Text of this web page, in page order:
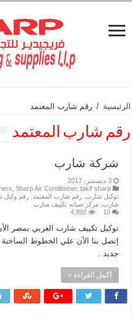
الرئيسية / رقم شارب المعتمد
رقم شارب المعتمد
شركة شارب
3 ديسمبر، 2017
,Sharp Air Conditioner,takif sharp
توكيل شارب, رقم شارب المعتمد رقم وكيل
شارب, مركز صيانه تكييف شارب
10
4,992
توكيل تكييف شارب العربي بمصر
إتصل بنا الأن علي الخطوط
جديد .
أكمل القراءة »